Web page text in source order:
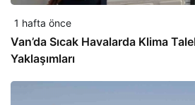
1 hafta önce
Van’da Sıcak Havalarda Klima
Yaklaşımları